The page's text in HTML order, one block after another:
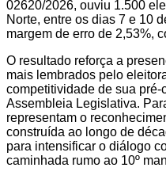
02620/2026, ouviu 1.500
Norte, entre os dias 7 e 10
margem de erro de 2,53%,
O resultado reforça a
mais lembrados pelo
competitividade de sua
Assembleia Legislativa.
representam o
construída ao longo de
para intensificar o diálogo
caminhada rumo ao 10º